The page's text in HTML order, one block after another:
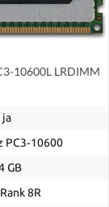
10600L LRDIMM
ja
PC3‑10600
GB
8R